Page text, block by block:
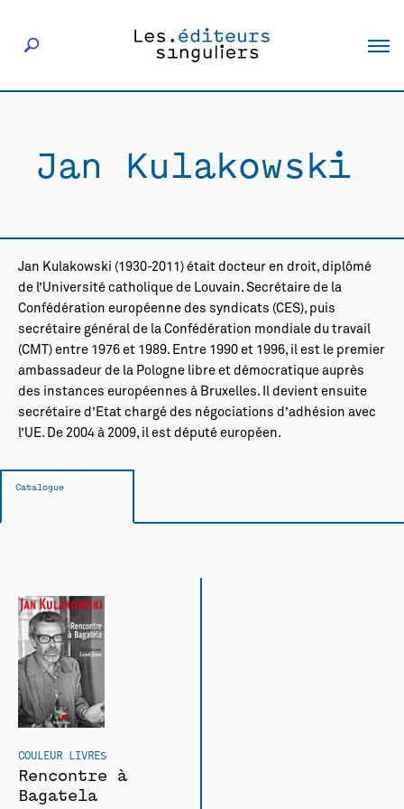
Éditeurs
Actualités
Rencontres
Jan Kulakowski
Jan Kulakowski (1930-2011) était docteur en droit, diplômé
de l’Université catholique de Louvain. Secrétaire de la
Confédération européenne des syndicats (CES), puis
secrétaire général de la Confédération mondiale du travail
(CMT) entre 1976 et 1989. Entre 1990 et 1996, il est le premier
ambassadeur de la Pologne libre et démocratique auprès
des instances européennes à Bruxelles. Il devient ensuite
secrétaire d’Etat chargé des négociations d’adhésion avec
l’UE. De 2004 à 2009, il est député européen.
Catalogue
COULEUR LIVRES
Rencontre à
Bagatela